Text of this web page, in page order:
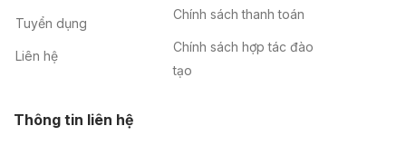
Tuyển dụng
Liên hệ
Chính sách thanh toán
Chính sách hợp tác đào
tạo
Thông tin liên hệ